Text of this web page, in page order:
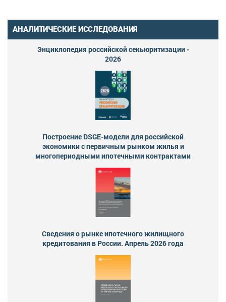
АНАЛИТИЧЕСКИЕ ИССЛЕДОВАНИЯ
Энциклопедия российской секьюритизации -
2026
Построение DSGE-модели для российской
экономики с первичным рынком жилья и
многопериодными ипотечными контрактами
Сведения о рынке ипотечного жилищного
кредитования в России. Апрель 2026 года